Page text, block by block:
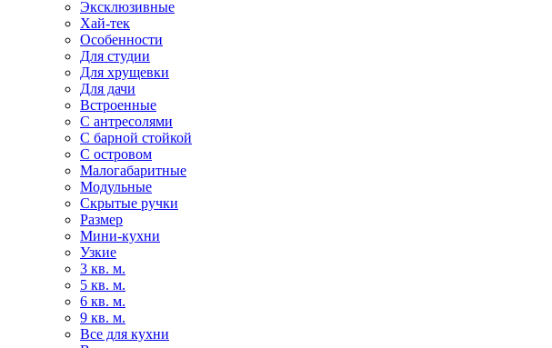
Эксклюзивные
Хай-тек
Особенности
Для студии
Для хрущевки
Для дачи
Встроенные
С антресолями
С барной стойкой
С островом
Малогабаритные
Модульные
Скрытые ручки
Размер
Мини-кухни
Узкие
3 кв. м.
5 кв. м.
6 кв. м.
9 кв. м.
Все для кухни